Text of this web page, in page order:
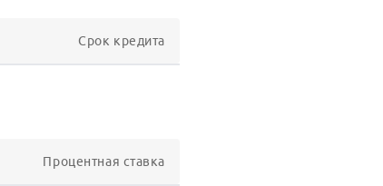
Срок кредита
Процентная ставка